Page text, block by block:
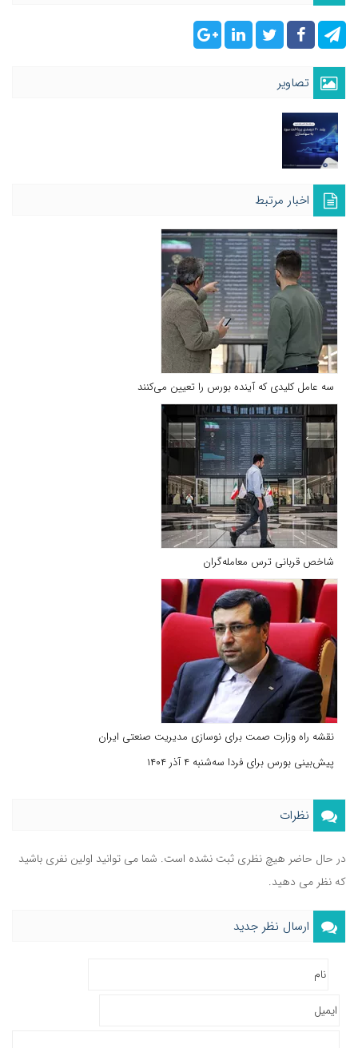
تصاویر
اخبار مرتبط
سه عامل کلیدی که آینده بورس را تعیین می‌کنند
شاخص قربانی ترس معامله‌گران
نقشه راه وزارت صمت برای نوسازی مدیریت صنعتی ایران
پیش‌بینی بورس برای فردا سه‌شنبه ۴ آذر ۱۴۰۴
نظرات
در حال حاضر هیچ نظری ثبت نشده است. شما می توانید اولین نفری باشید
که نظر می دهید.
ارسال نظر جدید